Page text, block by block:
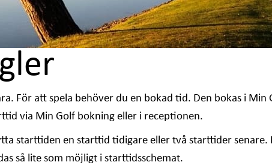
För att spela behöver du en bokad tid. Den bokas i
via Min Golf bokning eller i receptionen.
starttiden en starttid tidigare eller två starttider
så lite som möjligt i starttidsschemat.